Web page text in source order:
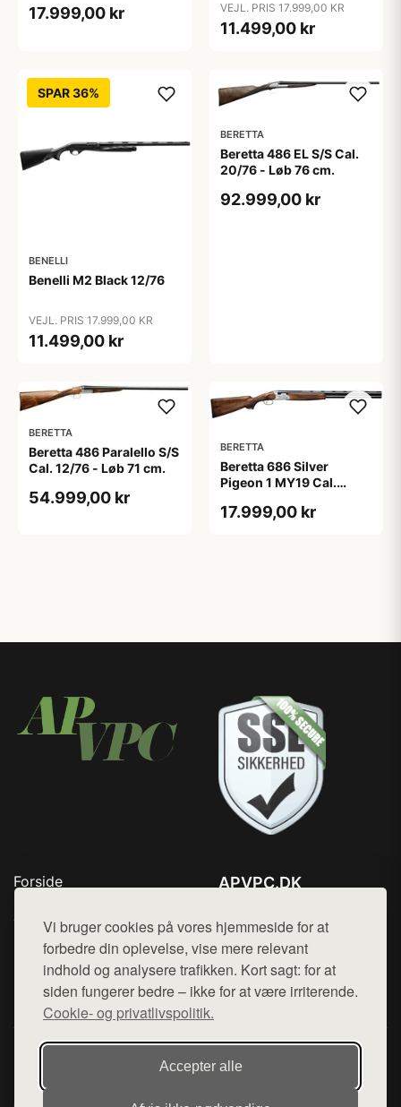
Vi bruger cookies på vores hjemmeside for at
forbedre din oplevelse, vise mere relevant
indhold og analysere trafikken. Kort sagt: for at
siden fungerer bedre – ikke for at være irriterende.
Cookie- og privatlivspolitik.
Accepter alle
17.999,00 kr VEJL. PRIS 17.999,00 KR
11.499,00 kr
SPAR 36%
BENELLI
Benelli M2 Black 12/76
VEJL. PRIS 17.999,00 KR
11.499,00 kr
BERETTA
Beretta 486 EL S/S Cal.
20/76 - Løb 76 cm.
92.999,00 kr
BERETTA
Beretta 486 Paralello S/S
Cal. 12/76 - Løb 71 cm.
54.999,00 kr
BERETTA
Beretta 686 Silver
Pigeon 1 MY19 Cal.
17.999,00 kr
Forside
Top Rabatter
Blog
Kontakt
APVPC.DK
Mail: hej@want.dk
Cookie- og privatlivspolitik
Denne side er en del af want.dk, der udgiver en række
hjemmesider med præsentation af forskellige produkter fra
diverse webshops. Der sælges ikke varer fra denne side - vi